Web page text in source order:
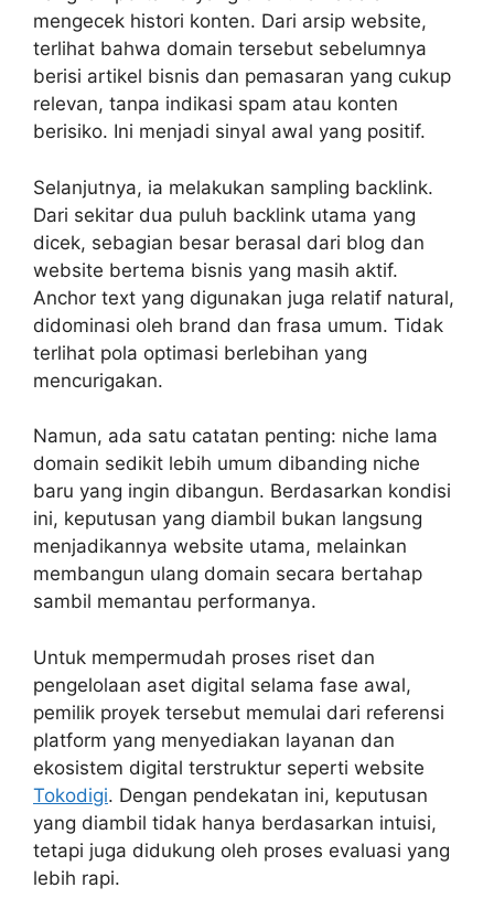
mengecek histori konten. Dari arsip website,
terlihat bahwa domain tersebut sebelumnya
berisi artikel bisnis dan pemasaran yang cukup
relevan, tanpa indikasi spam atau konten
berisiko. Ini menjadi sinyal awal yang positif.
Selanjutnya, ia melakukan sampling backlink.
Dari sekitar dua puluh backlink utama yang
dicek, sebagian besar berasal dari blog dan
website bertema bisnis yang masih aktif.
Anchor text yang digunakan juga relatif natural,
didominasi oleh brand dan frasa umum. Tidak
terlihat pola optimasi berlebihan yang
mencurigakan.
Namun, ada satu catatan penting: niche lama
domain sedikit lebih umum dibanding niche
baru yang ingin dibangun. Berdasarkan kondisi
ini, keputusan yang diambil bukan langsung
menjadikannya website utama, melainkan
membangun ulang domain secara bertahap
sambil memantau performanya.
Untuk mempermudah proses riset dan
pengelolaan aset digital selama fase awal,
pemilik proyek tersebut memulai dari referensi
platform yang menyediakan layanan dan
ekosistem digital terstruktur seperti website
Tokodigi. Dengan pendekatan ini, keputusan
yang diambil tidak hanya berdasarkan intuisi,
tetapi juga didukung oleh proses evaluasi yang
lebih rapi.